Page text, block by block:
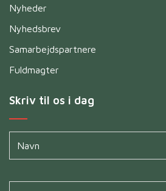
Nyheder
Nyhedsbrev
Samarbejdspartnere
Fuldmagter
Skriv til os i dag